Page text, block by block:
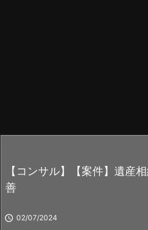
【コンサル】【案件】遺産
善
 02/07/2024